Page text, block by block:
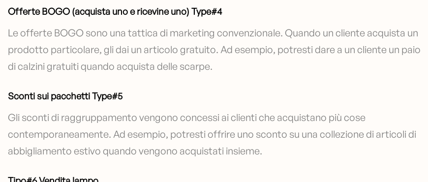
Offerte BOGO (acquista uno e ricevine uno) Type#4
Le offerte BOGO sono una tattica di marketing convenzionale. Quando un cliente acquista un
prodotto particolare, gli dai un articolo gratuito. Ad esempio, potresti dare a un cliente un paio
di calzini gratuiti quando acquista delle scarpe.
Sconti sui pacchetti Type#5
Gli sconti di raggruppamento vengono concessi ai clienti che acquistano più cose
contemporaneamente. Ad esempio, potresti offrire uno sconto su una collezione di articoli di
abbigliamento estivo quando vengono acquistati insieme.